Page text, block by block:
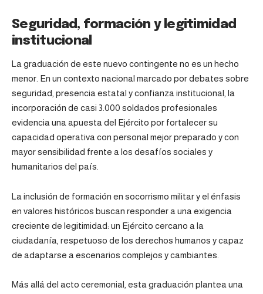
Seguridad, formación y legitimidad
institucional
La graduación de este nuevo contingente no es un hecho
menor. En un contexto nacional marcado por debates sobre
seguridad, presencia estatal y confianza institucional, la
incorporación de casi 3.000 soldados profesionales
evidencia una apuesta del Ejército por fortalecer su
capacidad operativa con personal mejor preparado y con
mayor sensibilidad frente a los desafíos sociales y
humanitarios del país.
La inclusión de formación en socorrismo militar y el énfasis
en valores históricos buscan responder a una exigencia
creciente de legitimidad: un Ejército cercano a la
ciudadanía, respetuoso de los derechos humanos y capaz
de adaptarse a escenarios complejos y cambiantes.
Más allá del acto ceremonial, esta graduación plantea una